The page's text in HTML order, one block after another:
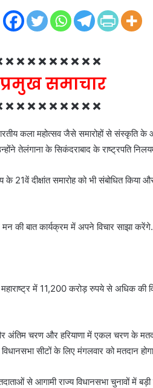
समाचार
भारतीय कला महोत्सव जैसे समारोहों से
तेलंगाना के सिकंदराबाद के राष्ट्रपति
के 21वें दीक्षांत समारोह को भी संबोधित किया
बात कार्यक्रम में अपने विचार साझा करेंगे.
में 11,200 करोड़ रुपये से अधिक की
अंतिम चरण और हरियाणा में एकल चरण के
सीटों के लिए मंगलवार को मतदान
से आगामी राज्य विधानसभा चुनावों में